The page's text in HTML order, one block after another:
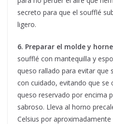
secreto para que el soufflé
ligero.
6. Preparar el molde y
soufflé con mantequilla y
queso rallado para evitar que
con cuidado, evitando que se
queso reservado por encima
sabroso. Lleva al horno
Celsius por